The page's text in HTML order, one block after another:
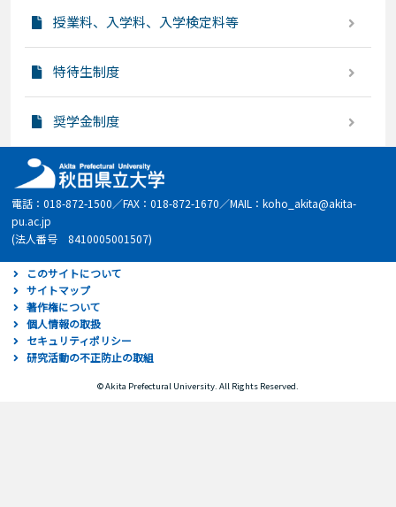
授業料、入学料、入学検定料等
特待生制度
奨学金制度
電話：018-872-1500／FAX：018-872-1670／MAIL：koho_akita@akita-
pu.ac.jp
(法人番号 8410005001507)
このサイトについて
サイトマップ
著作権について
個人情報の取扱
セキュリティポリシー
研究活動の不正防止の取組
© Akita Prefectural University. All Rights Reserved.